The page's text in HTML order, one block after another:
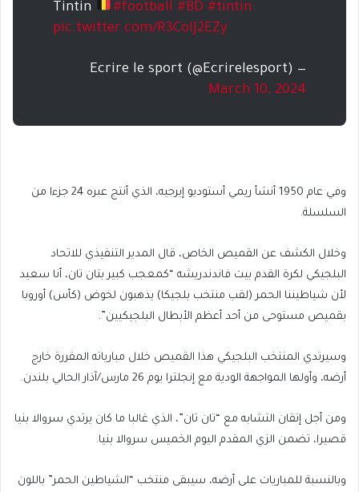
Tintin
#football #BD #tintin
pic.twitter.com/R3ColJ2EZy
— Ecrire le sport (@Ecrirelesport)
March 10, 2024
وفي عام 1950 أنشأ ريمي أستوديو إيرجيه، الذي أنتج عبره 24 جزءا من
السلسلة.
وخلال الكشف عن القميص الخاص، قال المدير التنفيذي للاتحاد
البلجيكي لكرة القدم بيت فاندندريشه “كمعجب كبير بتان تان، أنا سعيد
لأن شياطيننا الحمر (لقب منتخب بلجيكا) يذهبون لخوض (كأس) أوروبا
بقميص مستوحى من أحد أعظم الأبطال البلجيكيين”.
وسيرتدي المنتخب البلجيكي هذا القميص خلال مبارياته المقررة خارج
أرضه، وأولها المواجهة الودية مع إنجلترا يوم 26 مارس/آذار الحالي بلندن.
ومن أجل إتقان التشابه مع “تان تان”، الذي غالبا ما كان يرتدي سروالا بنيا
قصيرا، تضمن الزي المقدم اليوم الخميس سروالا بنيا.
وبالنسبة للمباريات على أرضه، سيبقى منتخب “الشياطين الحمر” باللون